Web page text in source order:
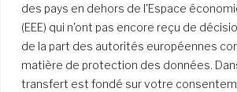
des pays en dehors de l'Espace
(EEE) qui n'ont pas encore reçu de
de la part des autorités européennes
matière de protection des données.
transfert est fondé sur votre